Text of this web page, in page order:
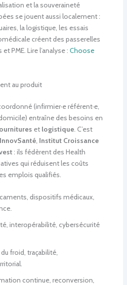
et la souveraineté
se jouent aussi localement :
la logistique, les essais
créent des passerelles
PME. Lire l’analyse : Choose
au produit
(infirmier·e référent·e,
entraîne des besoins en
et logistique. C’est
InnovSanté, Institut Croissance
: ils fédèrent des Health
qui réduisent les coûts
emplois qualifiés.
dispositifs médicaux,
interopérabilité, cybersécurité
froid, traçabilité,
continue, reconversion,